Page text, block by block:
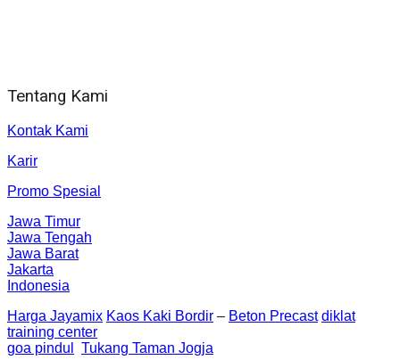
Tentang Kami
Kontak Kami
Karir
Promo Spesial
Jawa Timur
Jawa Tengah
Jawa Barat
Jakarta
Indonesia
Harga Jayamix Kaos Kaki Bordir – Beton Precast diklat
training center
goa pindul
Tukang Taman Jogja